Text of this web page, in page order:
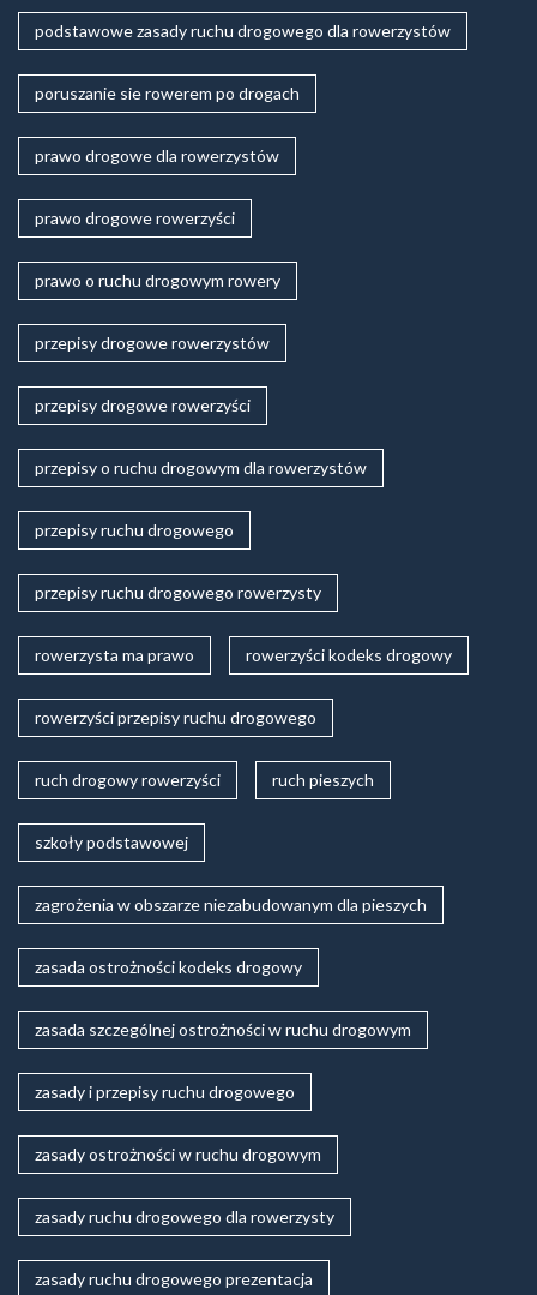
podstawowe zasady ruchu drogowego dla rowerzystów
poruszanie sie rowerem po drogach
prawo drogowe dla rowerzystów
prawo drogowe rowerzyści
prawo o ruchu drogowym rowery
przepisy drogowe rowerzystów
przepisy drogowe rowerzyści
przepisy o ruchu drogowym dla rowerzystów
przepisy ruchu drogowego
przepisy ruchu drogowego rowerzysty
rowerzysta ma prawo rowerzyści kodeks drogowy
rowerzyści przepisy ruchu drogowego
ruch drogowy rowerzyści ruch pieszych
szkoły podstawowej
zagrożenia w obszarze niezabudowanym dla pieszych
zasada ostrożności kodeks drogowy
zasada szczególnej ostrożności w ruchu drogowym
zasady i przepisy ruchu drogowego
zasady ostrożności w ruchu drogowym
zasady ruchu drogowego dla rowerzysty
zasady ruchu drogowego prezentacja